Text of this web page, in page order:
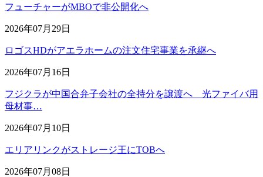
フューチャーがMBOで非公開化へ
2026年07月29日
ロゴスHDがアエラホームの注文住宅事業を承継へ
2026年07月16日
フジクラが中国合弁子会社の全持分を譲渡へ 光ファイバ用
母材事…
2026年07月10日
エリアリンクがストレージ王にTOBへ
2026年07月08日